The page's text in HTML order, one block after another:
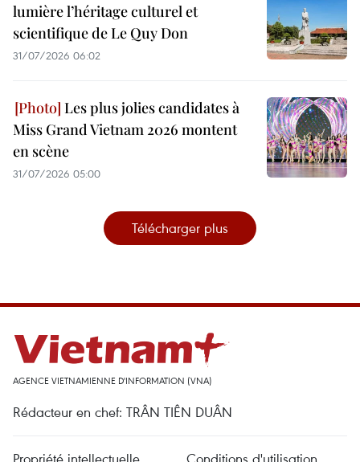
lumière l’héritage culturel et
scientifique de Le Quy Don
31/07/2026 06:02
Les plus jolies candidates à
Miss Grand Vietnam 2026 montent
en scène
31/07/2026 05:00
Télécharger plus
AGENCE VIETNAMIENNE D'INFORMATION (VNA)
Rédacteur en chef: TRÂN TIÊN DUÂN